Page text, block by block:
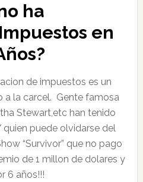
ha
en
de impuestos es un
a la carcel. Gente famosa
Stewart,etc han tenido
puede olvidarse del
“Survivor” que no pago
de 1 millon de dolares y
6 años!!!